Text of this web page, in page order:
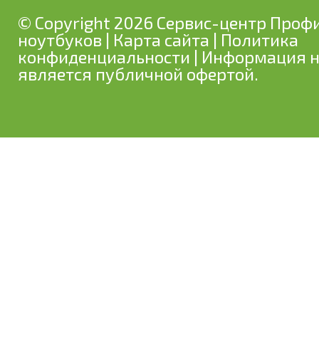
© Copyright 2026 Сервис-центр
ноутбуков | Карта сайта | Политика
конфиденциальности | Информация
является публичной офертой.